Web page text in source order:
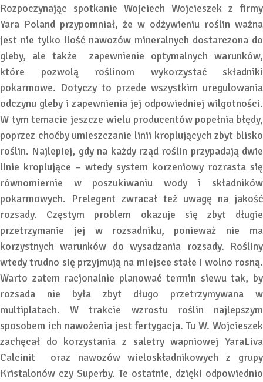
Rozpoczynając spotkanie Wojciech Wojcieszek z firmy
Yara Poland przypomniał, że w odżywieniu roślin ważna
jest nie tylko ilość nawozów mineralnych dostarczona do
gleby, ale także zapewnienie optymalnych warunków,
które pozwolą roślinom wykorzystać składniki
pokarmowe. Dotyczy to przede wszystkim uregulowania
odczynu gleby i zapewnienia jej odpowiedniej wilgotności.
W tym temacie jeszcze wielu producentów popełnia błędy,
poprzez choćby umieszczanie linii kroplujących zbyt blisko
roślin. Najlepiej, gdy na każdy rząd roślin przypadają dwie
linie kroplujące – wtedy system korzeniowy rozrasta się
równomiernie w poszukiwaniu wody i składników
pokarmowych. Prelegent zwracał też uwagę na jakość
rozsady. Częstym problem okazuje się zbyt długie
przetrzymanie jej w rozsadniku, ponieważ nie ma
korzystnych warunków do wysadzania rozsady. Rośliny
wtedy trudno się przyjmują na miejsce stałe i wolno rosną.
Warto zatem racjonalnie planować termin siewu tak, by
rozsada nie była zbyt długo przetrzymywana w
multiplatach. W trakcie wzrostu roślin najlepszym
sposobem ich nawożenia jest fertygacja. Tu W. Wojcieszek
zachęcał do korzystania z saletry wapniowej YaraLiva
Calcinit oraz nawozów wieloskładnikowych z grupy
Kristalonów czy Superby. Te ostatnie, dzięki odpowiednio